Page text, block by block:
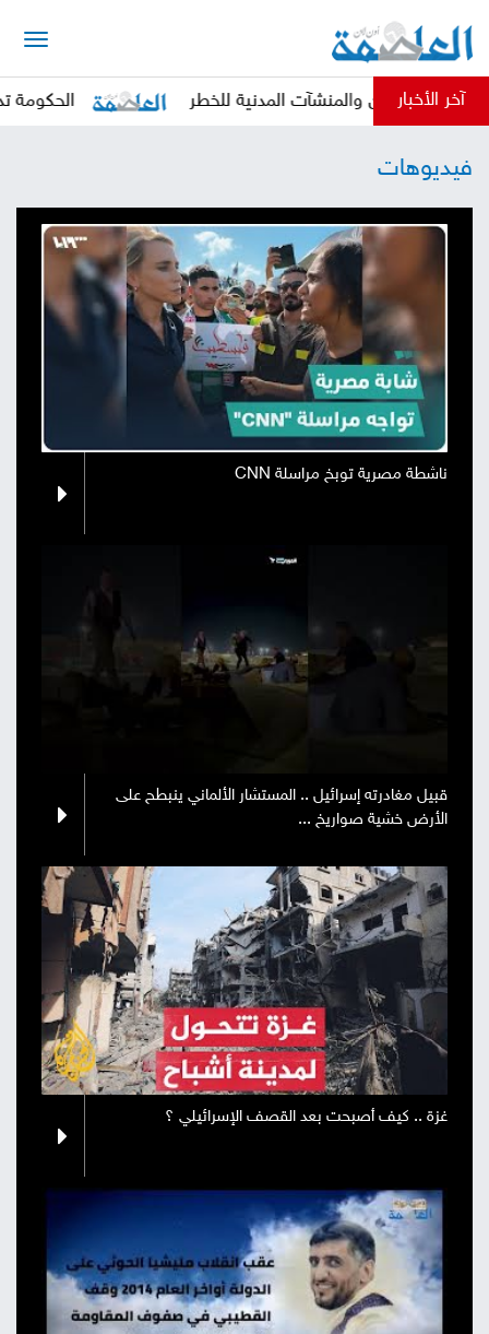
محلية
تقارير
وتحليلات
حقوق
إتصل
آخر الأخباروالمنشآت المدنية للخطر الحكومة تدين
فيديوهات
ناشطة مصرية توبخ مراسلة CNN
قبيل مغادرته إسرائيل .. المستشار الألماني ينبطح على
الأرض خشية صواريخ ...
غزة .. كيف أصبحت بعد القصف الإسرائيلي ؟